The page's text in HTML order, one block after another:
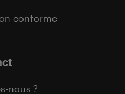
conforme
nous ?